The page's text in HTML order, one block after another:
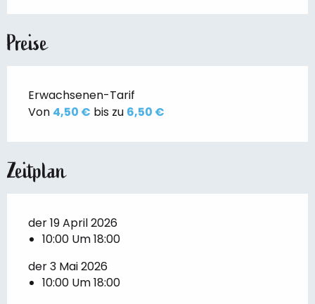
Preise
Erwachsenen-Tarif
Von 4,50 € bis zu 6,50 €
Zeitplan
der 19 April 2026
10:00 Um 18:00
der 3 Mai 2026
10:00 Um 18:00